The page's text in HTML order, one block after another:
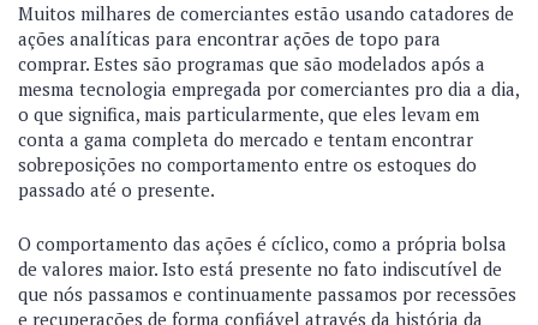
Muitos milhares de comerciantes estão usando catadores de
ações analíticas para encontrar ações de topo para
comprar. Estes são programas que são modelados após a
mesma tecnologia empregada por comerciantes pro dia a dia,
o que significa, mais particularmente, que eles levam em
conta a gama completa do mercado e tentam encontrar
sobreposições no comportamento entre os estoques do
passado até o presente.
O comportamento das ações é cíclico, como a própria bolsa
de valores maior. Isto está presente no fato indiscutível de
que nós passamos e continuamente passamos por recessões
e recuperações de forma confiável através da história da